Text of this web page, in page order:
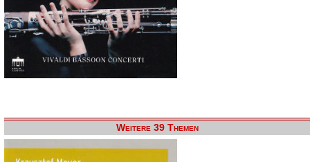
Weitere 39 Themen